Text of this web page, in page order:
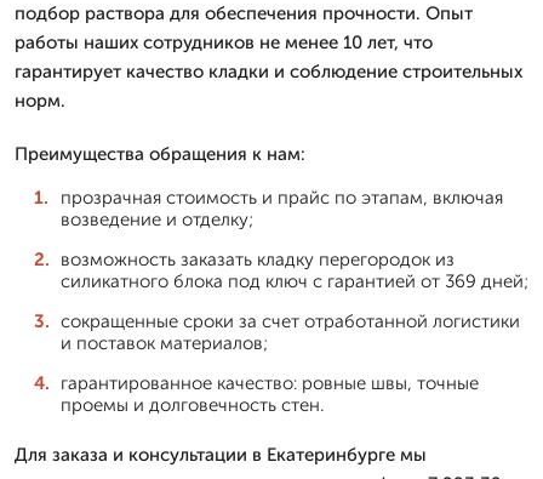
подбор раствора для обеспечения прочности. Опыт
работы наших сотрудников не менее 10 лет, что
гарантирует качество кладки и соблюдение строительных
норм.
Преимущества обращения к нам:
прозрачная стоимость и прайс по этапам, включая
возведение и отделку;
возможность заказать кладку перегородок из
силикатного блока под ключ с гарантией от 369 дней;
сокращенные сроки за счет отработанной логистики
и поставок материалов;
гарантированное качество: ровные швы, точные
проемы и долговечность стен.
Для заказа и консультации в Екатеринбурге мы